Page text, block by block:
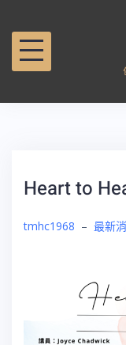
Heart to
tmhc1968 – 最新